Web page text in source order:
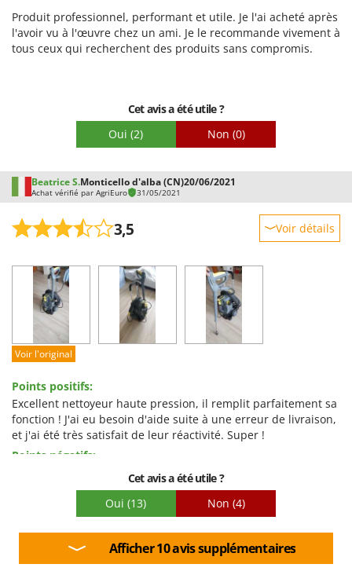
Qualité / Prix
Facilité de montage
Produit professionnel, performant et utile. Je l'ai acheté après
l'avoir vu à l'œuvre chez un ami. Je le recommande vivement à
tous ceux qui recherchent des produits sans compromis.
Cet avis a été utile ?
Oui (2) Non (0)
Beatrice S.Monticello d'alba (CN)20/06/2021
Achat vérifié par AgriEuro 31/05/2021
3,5 Voir détails
Prestations
Facilité d'utilisation
Qualité / Prix
Facilité de montage
Voir l'original
Points positifs:
Excellent nettoyeur haute pression, il remplit parfaitement sa
fonction ! J'ai eu besoin d'aide suite à une erreur de livraison,
et j'ai été très satisfait de leur réactivité. Super !
Points négatifs:
La livraison a été catastrophique, et je le signale ! Le colis est
arrivé ouvert, endommagé et sans palette. Heureusement,
tout était à l'intérieur et le nettoyeur haute pression
fonctionne. Je ne blâme pas Agrieuro, mais le livreur… quelle
horreur ! Il vaudrait mieux éviter de faire appel à des
transporteurs comme celui-ci… surtout qu'ils ont abandonné
le colis et se sont enfuis, m'empêchant même de signer le
Cet avis a été utile ?
Oui (13) Non (4)
Afficher 10 avis supplémentaires